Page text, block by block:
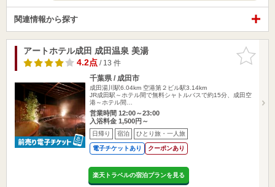
関連情報から探す
お気に入
りに追加
アートホテル成田 成田温泉 美湯
4.2点/ 13 件
千葉県 / 成田市
成田湯川駅6.04km 空港第２ビル駅3.14km
JR成田駅～ホテル間で無料シャトルバスで約15分、成田空
港～ホテル間…
営業時間 12:00～23:00
入浴料金 1,500円～
日帰り 宿泊 ひとり旅・一人旅
電子チケットあり クーポンあり
楽天トラベルの宿泊プランを見る